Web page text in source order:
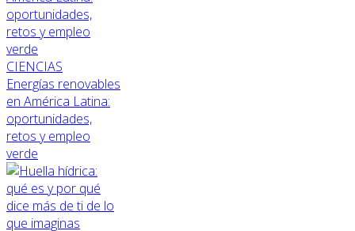
CIENCIAS
Energías renovables
en América Latina:
oportunidades,
retos y empleo
verde